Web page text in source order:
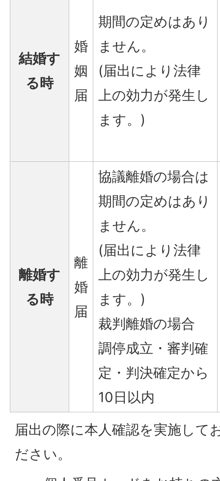
結婚す
る時
婚
姻
届
期間の定めはあり
ません。
(届出により法律
上の効力が発生し
ます。)
離婚す
る時
離
婚
届
協議離婚の場合は
期間の定めはあり
ません。
(届出により法律
上の効力が発生し
ます。)
裁判離婚の場合
調停成立・審判確
定・判決確定から
10日以内
届出の際に本人確認を実施して
ださい。